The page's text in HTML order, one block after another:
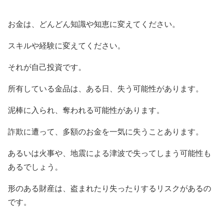
お金は、どんどん知識や知恵に変えてください。
スキルや経験に変えてください。
それが自己投資です。
所有している金品は、ある日、失う可能性があります。
泥棒に入られ、奪われる可能性があります。
詐欺に遭って、多額のお金を一気に失うことあります。
あるいは火事や、地震による津波で失ってしまう可能性も
あるでしょう。
形のある財産は、盗まれたり失ったりするリスクがあるの
です。